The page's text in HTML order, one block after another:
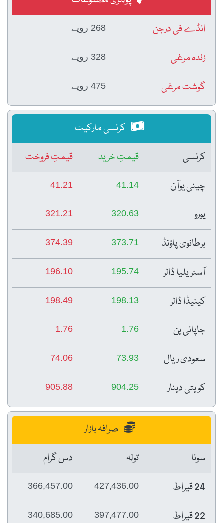
انڈے فی درجن
268 روپے
زندہ مرغی 328 روپے
گوشت مرغی 475 روپے
کرنسی مارکیٹ
کرنسی
قیمتِ خرید
قیمتِ فروخت
چینی یوآن
41.14
41.21
یورو 320.63
321.21
برطانوی پاؤنڈ 373.71
374.39
آسٹریلیا ڈالر 195.74
196.10
کینیڈا ڈالر 198.13
198.49
جاپانی ین 1.76
1.76
سعودی ریال 73.93
74.06
کویتی دینار 904.25
905.88
صرافہ بازار
سونا
تولہ
دس گرام
24 قیراط
427,436.00
366,457.00
22 قیراط 397,477.00
340,685.00